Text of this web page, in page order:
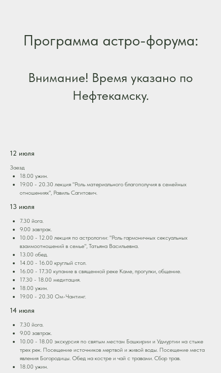
Программа астро-форума:
Внимание! Время указано по
Нефтекамску.
12 июля
Заезд
18.00 ужин.
19.00 - 20.30 лекция "Роль материального благополучия в семейных
отношениях", Равиль Сагитович.
13 июля
7.30 йога.
9.00 завтрак.
10.00 - 12.00 лекция по астрологии: "Роль гармоничных сексуальных
взаимоотношений в семье", Татьяна Васильевна.
13.00 обед.
14.00 - 16.00 круглый стол.
16.00 - 17.30 купание в священной реке Каме, прогулки, общение.
17.30 - 18.00 медитация.
18.00 ужин.
19.00 - 20.30 Ом-Чантинг.
14 июля
7.30 йога.
9.00 завтрак.
10.00 - 18.00 экскурсия по святым местам Башкирии и Удмуртии на стыке
трех рек. Посещение источников мертвой и живой воды. Посещение места
явления Богородицы. Обед на костре и чай с травами. Сбор трав.
18.00 ужин.